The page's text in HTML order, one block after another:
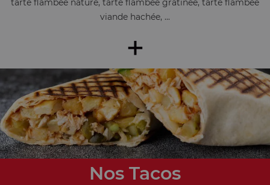
tarte flambée nature, tarte flambée gratinée, tarte flambée
viande hachée, ...
+
Nos Tacos